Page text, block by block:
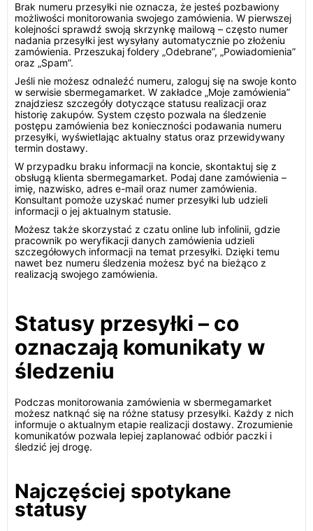
Brak numeru przesyłki nie oznacza, że jesteś pozbawiony
możliwości monitorowania swojego zamówienia. W pierwszej
kolejności sprawdź swoją skrzynkę mailową – często numer
nadania przesyłki jest wysyłany automatycznie po złożeniu
zamówienia. Przeszukaj foldery „Odebrane”, „Powiadomienia”
oraz „Spam”.
Jeśli nie możesz odnaleźć numeru, zaloguj się na swoje konto
w serwisie sbermegamarket. W zakładce „Moje zamówienia”
znajdziesz szczegóły dotyczące statusu realizacji oraz
historię zakupów. System często pozwala na śledzenie
postępu zamówienia bez konieczności podawania numeru
przesyłki, wyświetlając aktualny status oraz przewidywany
termin dostawy.
W przypadku braku informacji na koncie, skontaktuj się z
obsługą klienta sbermegamarket. Podaj dane zamówienia –
imię, nazwisko, adres e-mail oraz numer zamówienia.
Konsultant pomoże uzyskać numer przesyłki lub udzieli
informacji o jej aktualnym statusie.
Możesz także skorzystać z czatu online lub infolinii, gdzie
pracownik po weryfikacji danych zamówienia udzieli
szczegółowych informacji na temat przesyłki. Dzięki temu
nawet bez numeru śledzenia możesz być na bieżąco z
realizacją swojego zamówienia.
Statusy przesyłki – co
oznaczają komunikaty w
śledzeniu
Podczas monitorowania zamówienia w sbermegamarket
możesz natknąć się na różne statusy przesyłki. Każdy z nich
informuje o aktualnym etapie realizacji dostawy. Zrozumienie
komunikatów pozwala lepiej zaplanować odbiór paczki i
śledzić jej drogę.
Najczęściej spotykane
statusy